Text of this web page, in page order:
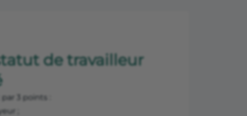
de travailleur
3 points :
;